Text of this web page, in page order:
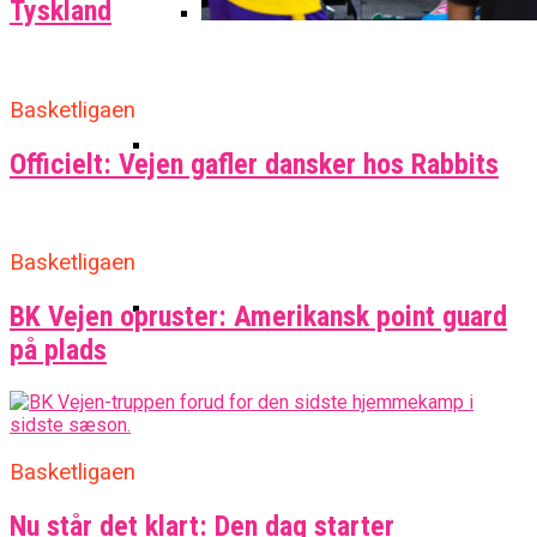
Fremgang For 12. År I Træk
Tyskland
Basketligaen
Officielt: Vejen gafler dansker hos Rabbits
Basketligaen
BK Vejen opruster: Amerikansk point guard
på plads
Basketligaen
Nu står det klart: Den dag starter